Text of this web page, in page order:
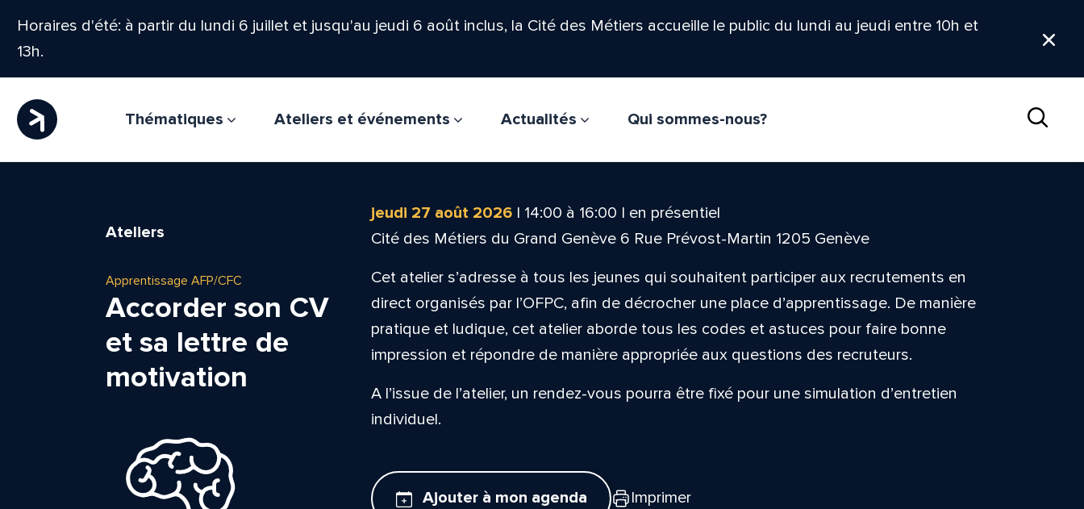
Horaires d'été: à partir du lundi 6 juillet et jusqu'au jeudi 6 août inclus, la Cité des Métiers accueille le public du lundi au jeudi entre 10h et
13h.
Thématiques Ateliers et événements Actualités
Qui sommes-nous?
Ateliers
Apprentissage AFP/CFC
Accorder son CV
et sa lettre de
motivation
jeudi 27 août 2026| 14:00 à 16:00 | en présentiel
Cité des Métiers du Grand Genève 6 Rue Prévost-Martin 1205 Genève
Cet atelier s’adresse à tous les jeunes qui souhaitent participer aux recrutements en
direct organisés par l’OFPC, afin de décrocher une place d’apprentissage. De manière
pratique et ludique, cet atelier aborde tous les codes et astuces pour faire bonne
impression et répondre de manière appropriée aux questions des recruteurs.
A l’issue de l’atelier, un rendez-vous pourra être fixé pour une simulation d’entretien
individuel.
Ajouter à mon agenda Imprimer